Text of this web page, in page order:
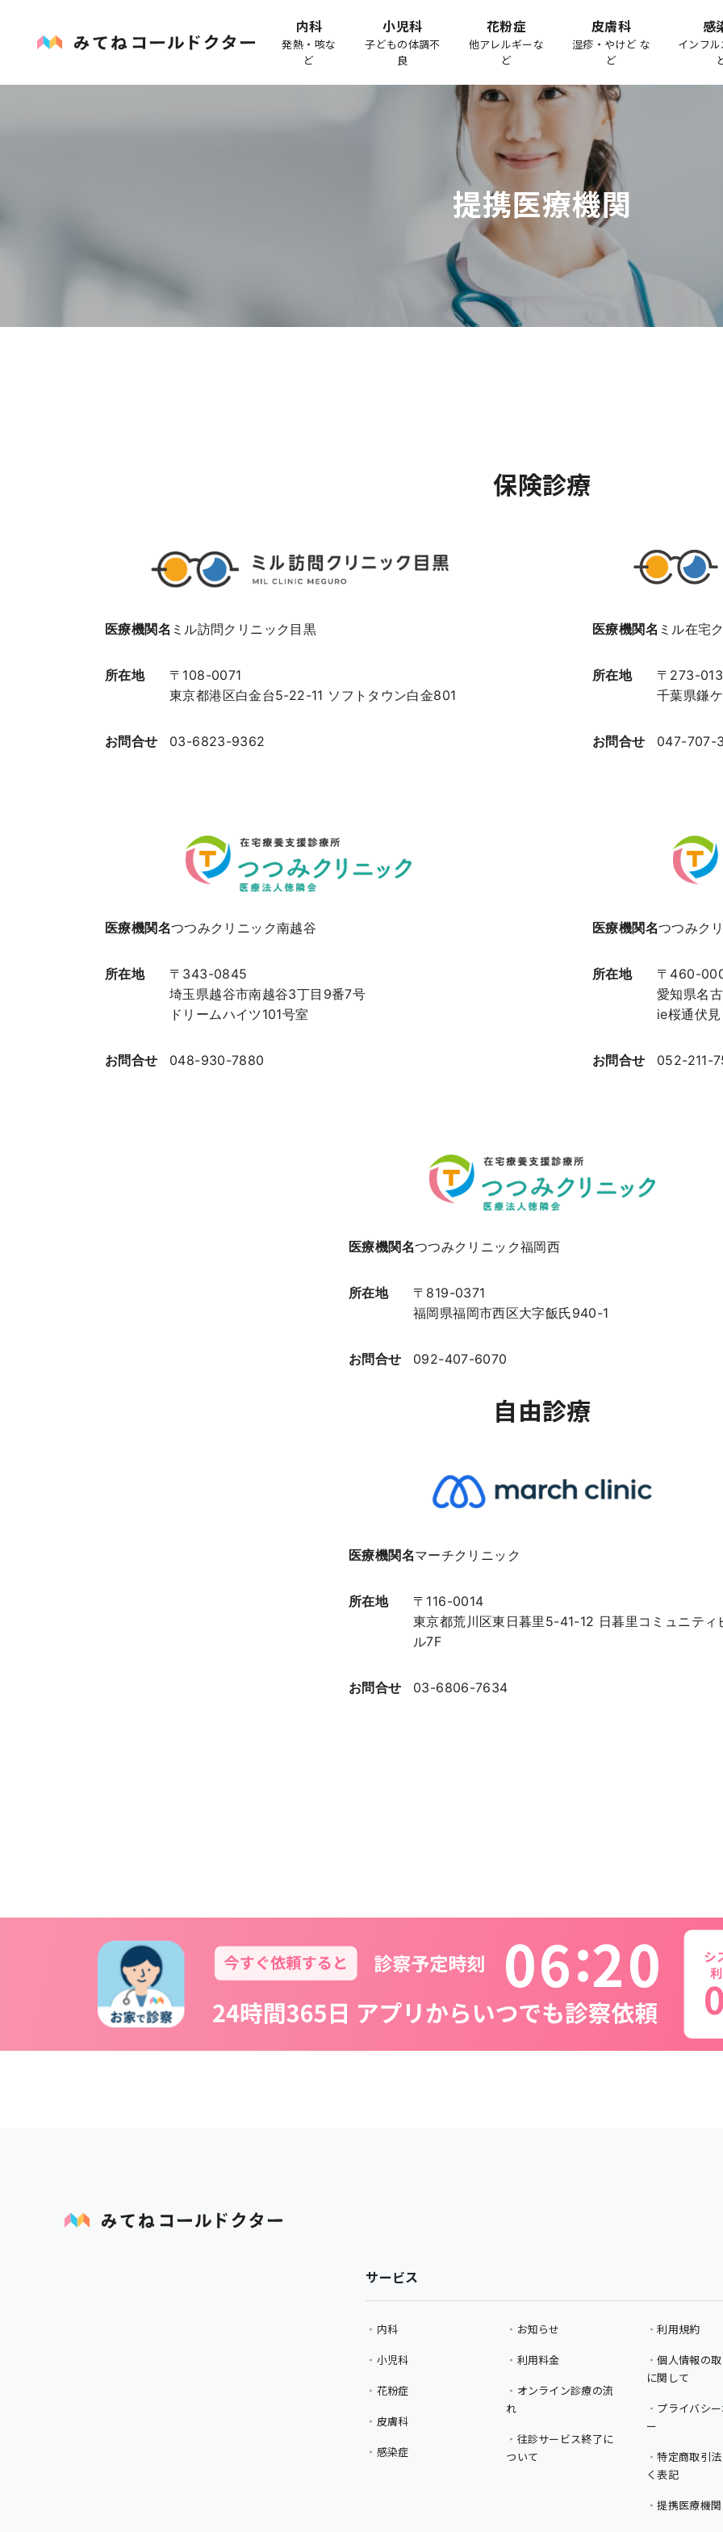
内科
発熱・咳な
ど
小児科
子どもの体調不
良
花粉症
他アレルギーな
ど
皮膚科
湿疹・やけど な
ど
感
インフ
提携医療機関
保険診療
医療機関名 ミル訪問クリニック目黒
所在地
〒108-0071
東京都港区白金台5-22-11 ソフトタウン白金801
お問合せ 03-6823-9362
医療機関名 ミル在宅
所在地
〒273-
千葉県鎌
お問合せ 047-707-
医療機関名つつみクリニック南越谷
所在地
〒343-0845
埼玉県越谷市南越谷3丁目9番7号
ドリームハイツ101号室
お問合せ 048-930-7880
医療機関名つつみク
所在地
〒460-
愛知県名
ie桜通伏
お問合せ 052-211-
医療機関名つつみクリニック福岡西
所在地
〒819-0371
福岡県福岡市西区大字飯氏940-1
お問合せ 092-407-6070
自由診療
医療機関名マーチクリニック
所在地
〒116-0014
東京都荒川区東日暮里5-41-12 日暮里コミュニティ
ル7F
お問合せ 03-6806-7634
06 20
サービス
内科
小児科
花粉症
皮膚科
感染症
お知らせ
利用料金
オンライン診療の流
れ
往診サービス終了に
ついて
利用規約
個人情報の
に関して
プライバシ
ー
特定商取引
く表記
提携医療機関